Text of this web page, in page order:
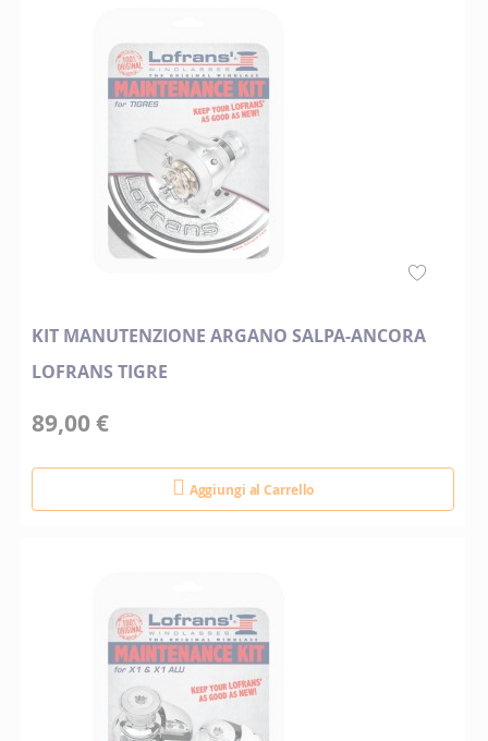
KIT MANUTENZIONE ARGANO SALPA-ANCORA
LOFRANS TIGRE
89,00 €
Aggiungi al Carrello